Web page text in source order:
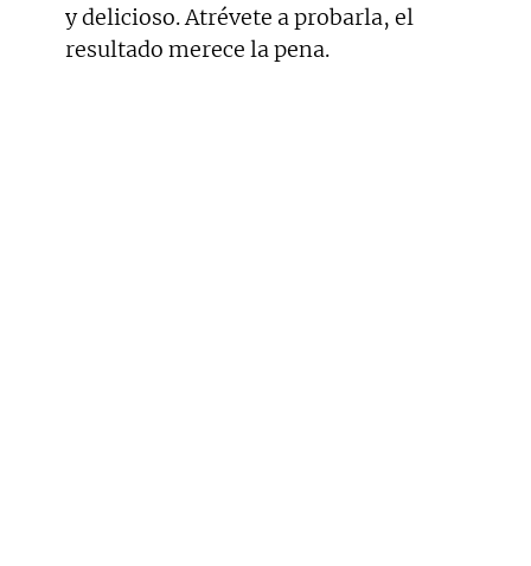
y delicioso. Atrévete a probarla, el
resultado merece la pena.